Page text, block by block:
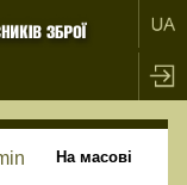
На масові